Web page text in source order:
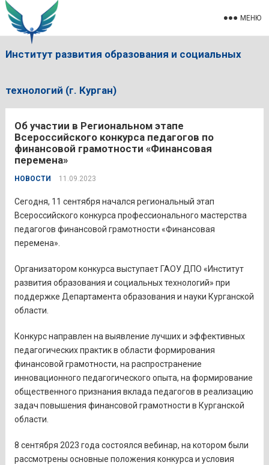
Институт развития образования и социальных
технологий (г. Курган)
МЕНЮ
Об участии в Региональном этапе
Всероссийского конкурса педагогов по
финансовой грамотности «Финансовая
перемена»
НОВОСТИ 11.09.2023
Сегодня, 11 сентября начался региональный этап
Всероссийского конкурса профессионального мастерства
педагогов финансовой грамотности «Финансовая
перемена».
Организатором конкурса выступает ГАОУ ДПО «Институт
развития образования и социальных технологий» при
поддержке Департамента образования и науки Курганской
области.
Конкурс направлен на выявление лучших и эффективных
педагогических практик в области формирования
финансовой грамотности, на распространение
инновационного педагогического опыта, на формирование
общественного признания вклада педагогов в реализацию
задач повышения финансовой грамотности в Курганской
области.
8 сентября 2023 года состоялся вебинар, на котором были
рассмотрены основные положения конкурса и условия